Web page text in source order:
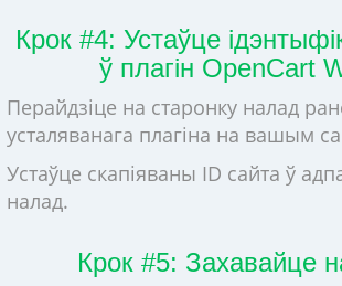
Крок #4: Устаўце
ў плагін OpenCart
Перайдзіце на старонку налад
усталяванага плагіна на вашым
Устаўце скапіяваны ID сайта ў
налад.
Крок #5: Захавайце